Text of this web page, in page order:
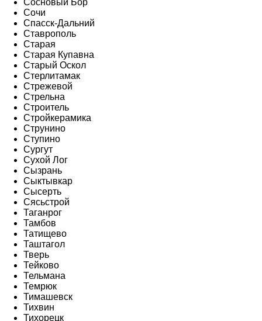
Сосновый Бор
Сочи
Спасск-Дальний
Ставрополь
Старая
Старая Купавна
Старый Оскол
Стерлитамак
Стрежевой
Стрельна
Строитель
Стройкерамика
Струнино
Ступино
Сургут
Сухой Лог
Сызрань
Сыктывкар
Сысерть
Сясьстрой
Таганрог
Тамбов
Татищево
Таштагол
Тверь
Тейково
Тельмана
Темрюк
Тимашевск
Тихвин
Тихорецк